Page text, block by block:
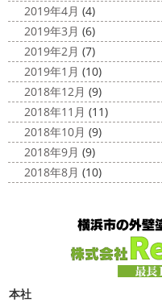
2019年4月 (4)
2019年3月 (6)
2019年2月 (7)
2019年1月 (10)
2018年12月 (9)
2018年11月 (11)
2018年10月 (9)
2018年9月 (9)
2018年8月 (10)
本社